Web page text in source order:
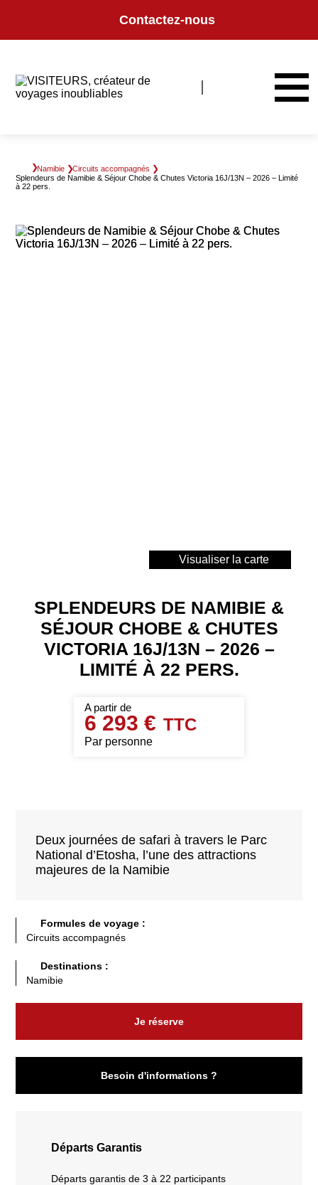
Contactez-nous
Namibie
Circuits accompagnés
Splendeurs de Namibie & Séjour Chobe & Chutes Victoria 16J/13N – 2026 – Limité
à 22 pers.
Visualiser la carte
SPLENDEURS DE NAMIBIE &
SÉJOUR CHOBE & CHUTES
VICTORIA 16J/13N – 2026 –
LIMITÉ À 22 PERS.
6 293 €
Par personne
Deux journées de safari à travers le Parc
National d’Etosha, l’une des attractions
majeures de la Namibie
Formules de voyage :
Circuits accompagnés
Destinations :
Namibie
Je réserve
Besoin d'informations ?
Départs Garantis
Départs garantis de 3 à 22 participants